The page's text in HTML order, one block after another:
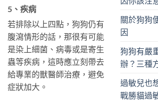
5、疾病
若排除以上四點，狗狗仍有
腹瀉情形的話，那很有可能
是染上細菌、病毒或是寄生
蟲等疾病，這時應立刻帶去
給專業的獸醫師治療，避免
症狀加大。
關於狗狗
因
狗狗有嚴
辦？三種
過敏兒也
戰勝貓過